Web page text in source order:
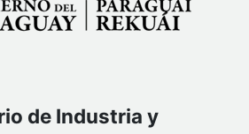
de Industria y